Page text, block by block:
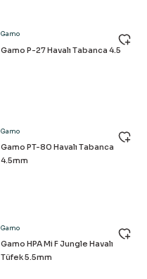
Gamo
Gamo P-27 Havalı Tabanca 4.5
Gamo
Gamo PT-80 Havalı Tabanca
4.5mm
Gamo
Gamo HPA Mi F Jungle Havalı
Tüfek 5.5mm